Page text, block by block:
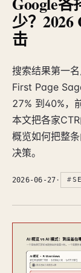
少？
击
搜索结果第一
First Page
27% 到40%，
本文把各家
概览如何把整
决策。
2026-06-27 ·